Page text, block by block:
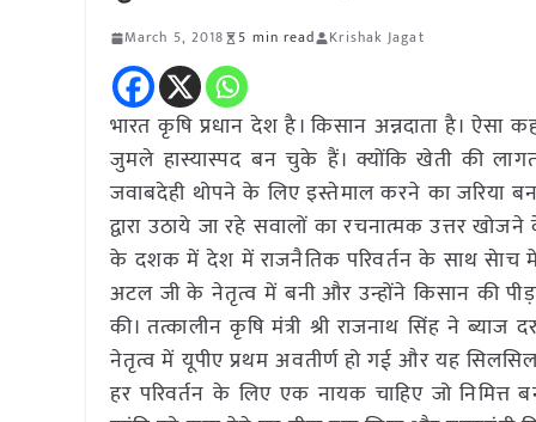
March 5, 2018 5 min read Krishak Jagat
भारत कृषि प्रधान देश है। किसान अन्नदाता है।
जुमले हास्यास्पद बन चुके हैं। क्योंकि खेती की
जवाबदेही थोपने के लिए इस्तेमाल करने का जरिया
द्वारा उठाये जा रहे सवालों का रचनात्मक उत्तर
के दशक में देश में राजनैतिक परिवर्तन के साथ सेाच में
अटल जी के नेतृत्व में बनी और उन्होंने किसान की
की। तत्कालीन कृषि मंत्री श्री राजनाथ सिंह ने
नेतृत्व में यूपीए प्रथम अवतीर्ण हो गई और यह
हर परिवर्तन के लिए एक नायक चाहिए जो निमित्त